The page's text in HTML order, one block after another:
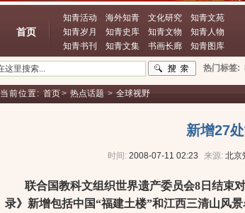
首页
知青活动 海外知青 文化研究
知青文苑
知青岁月
知青史库 知青文物
知青人物
知青书刊
知青文集 书画长廊 知青图库
热门标签:
当前位置: 首页> 热点话题 > 全球视野
新增27
时间: 2008-07-11 02:23 来源: 北京
联合国教科文组织世界遗产委员会8日结束
录》新增包括中国“福建土楼”和江西三清山风景